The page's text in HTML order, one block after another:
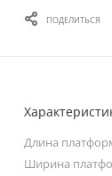
ПОДЕЛИТЬСЯ
Длина
Ширина